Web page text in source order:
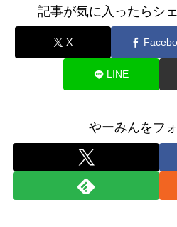
記事が気に入ったらシ
X
LINE
やーみんをフ